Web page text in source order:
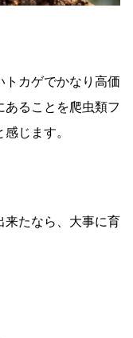
トカゲでかなり高価
あることを爬虫類フ
じます。
来たなら、大事に育